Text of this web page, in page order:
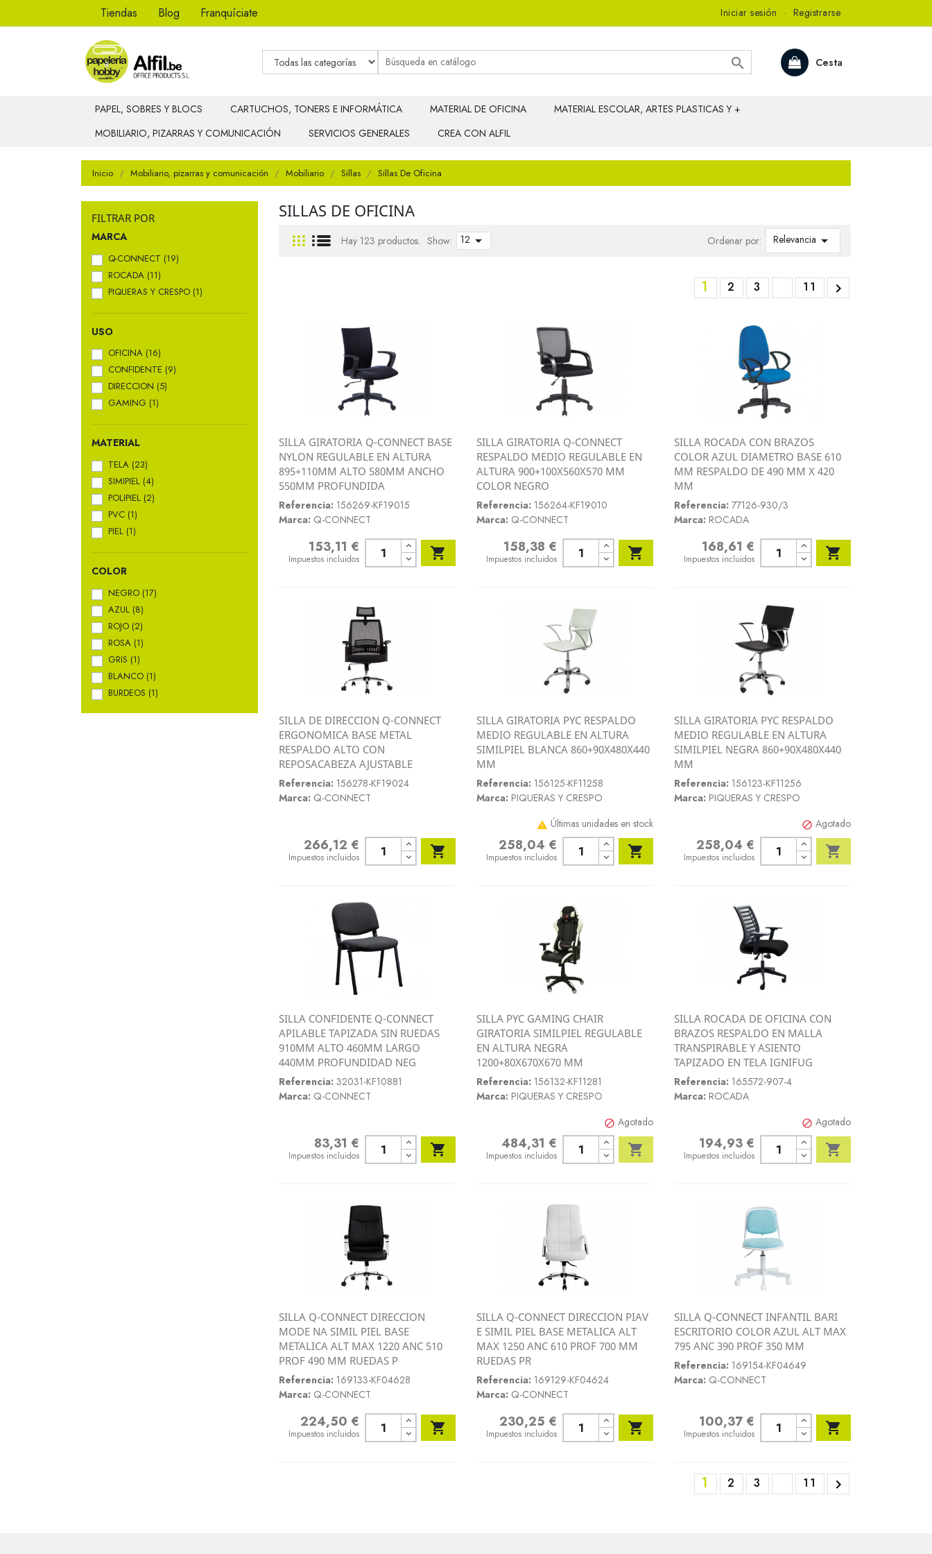
Tiendas Blog Franquíciate Iniciar sesión · Registrarse
Cesta

PAPEL, SOBRES Y BLOCS CARTUCHOS, TONERS E INFORMÁTICA MATERIAL DE OFICINA
MATERIAL ESCOLAR, ARTES PLASTICAS Y +
MOBILIARIO, PIZARRAS Y COMUNICACIÓN
SERVICIOS GENERALES CREA CON ALFIL
Inicio Mobiliario, pizarras y comunicación Mobiliario Sillas Sillas De Oficina
FILTRAR POR
MARCA
Q-CONNECT (19)
ROCADA (11)
PIQUERAS Y CRESPO (1)
USO
OFICINA (16)
CONFIDENTE (9)
DIRECCION (5)
GAMING (1)
MATERIAL
TELA (23)
SIMIPIEL (4)
POLIPIEL (2)
PVC (1)
PIEL (1)
COLOR
NEGRO (17)
AZUL (8)
ROJO (2)
ROSA (1)
GRIS (1)
BLANCO (1)
BURDEOS (1)
SILLAS DE OFICINA
Hay 123 productos. Show: 12  Ordenar por: Relevancia 
1 2 3 11 
Vista rápida
SILLA GIRATORIA Q-CONNECT BASE
NYLON REGULABLE EN ALTURA
895+110MM ALTO 580MM ANCHO
550MM PROFUNDIDA
Referencia: 156269-KF19015
Marca: Q-CONNECT
Precio153,11 €
Impuestos incluidos 
Vista rápida
SILLA GIRATORIA Q-CONNECT
RESPALDO MEDIO REGULABLE EN
ALTURA 900+100X560X570 MM
COLOR NEGRO
Referencia: 156264-KF19010
Marca: Q-CONNECT
Precio158,38 €
Impuestos incluidos 
Vista rápida
SILLA ROCADA CON BRAZOS
COLOR AZUL DIAMETRO BASE 610
MM RESPALDO DE 490 MM X 420
MM
Referencia: 77126-930/3
Marca: ROCADA
Precio168,61 €
Impuestos incluidos 
Vista rápida
SILLA DE DIRECCION Q-CONNECT
ERGONOMICA BASE METAL
RESPALDO ALTO CON
REPOSACABEZA AJUSTABLE
Referencia: 156278-KF19024
Marca: Q-CONNECT
Precio266,12 €
Impuestos incluidos 
Vista rápida
SILLA GIRATORIA PYC RESPALDO
MEDIO REGULABLE EN ALTURA
SIMILPIEL BLANCA 860+90X480X440
MM
Referencia: 156125-KF11258
Marca: PIQUERAS Y CRESPO
 Últimas unidades en stock
Precio
258,04 €
Impuestos incluidos 
Vista rápida
SILLA GIRATORIA PYC RESPALDO
MEDIO REGULABLE EN ALTURA
SIMILPIEL NEGRA 860+90X480X440
MM
Referencia: 156123-KF11256
Marca: PIQUERAS Y CRESPO
 Agotado
Precio
258,04 €
Impuestos incluidos 
Vista rápida
SILLA CONFIDENTE Q-CONNECT
APILABLE TAPIZADA SIN RUEDAS
910MM ALTO 460MM LARGO
440MM PROFUNDIDAD NEG
Referencia: 32031-KF10881
Marca: Q-CONNECT
83,31 €
Impuestos incluidos 
Vista rápida
SILLA PYC GAMING CHAIR
GIRATORIA SIMILPIEL REGULABLE
EN ALTURA NEGRA
1200+80X670X670 MM
Referencia: 156132-KF11281
Marca: PIQUERAS Y CRESPO
 Agotado
Precio484,31 €
Impuestos incluidos 
Vista rápida
SILLA ROCADA DE OFICINA CON
BRAZOS RESPALDO EN MALLA
TRANSPIRABLE Y ASIENTO
TAPIZADO EN TELA IGNIFUG
Referencia: 165572-907-4
Marca: ROCADA
 Agotado
Precio194,93 €
Impuestos incluidos 
Vista rápida
SILLA Q-CONNECT DIRECCION
MODE NA SIMIL PIEL BASE
METALICA ALT MAX 1220 ANC 510
PROF 490 MM RUEDAS P
Referencia: 169133-KF04628
Marca: Q-CONNECT
Precio
224,50 €
Impuestos incluidos 
Vista rápida
SILLA Q-CONNECT DIRECCION PIAV
E SIMIL PIEL BASE METALICA ALT
MAX 1250 ANC 610 PROF 700 MM
RUEDAS PR
Referencia: 169129-KF04624
Marca: Q-CONNECT
Precio
230,25 €
Impuestos incluidos 
Vista rápida
SILLA Q-CONNECT INFANTIL BARI
ESCRITORIO COLOR AZUL ALT MAX
795 ANC 390 PROF 350 MM
Referencia: 169154-KF04649
Marca: Q-CONNECT
Precio100,37 €
Impuestos incluidos 
1 2 3 11 